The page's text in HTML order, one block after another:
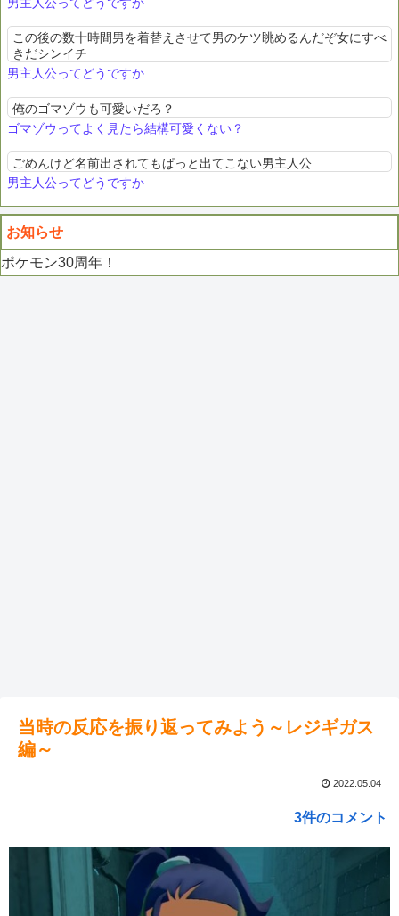
この後の数十時間男を着替えさせて男のケツ眺めるんだぞ女にすべ
きだシンイチ
男主人公ってどうですか
俺のゴマゾウも可愛いだろ？
ゴマゾウってよく見たら結構可愛くない？
ごめんけど名前出されてもぱっと出てこない男主人公
男主人公ってどうですか
お知らせ
ポケモン30周年！
当時の反応を振り返ってみよう～レジギガス
編～
2022.05.04
3件のコメント